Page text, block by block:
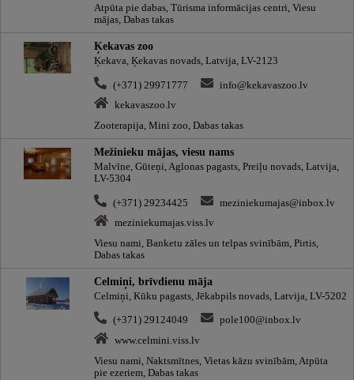
Atpūta pie dabas, Tūrisma informācijas centri, Viesu
mājas, Dabas takas
Ķekavas zoo
Ķekava, Ķekavas novads, Latvija, LV-2123
(+371) 29971777
info@kekavaszoo.lv
kekavaszoo.lv
Zooterapija, Mini zoo, Dabas takas
Mežinieku mājas, viesu nams
Malvīne, Gūteņi, Aglonas pagasts, Preiļu novads, Latvija,
LV-5304
(+371) 29234425
meziniekumajas@inbox.lv
meziniekumajas.viss.lv
Viesu nami, Banketu zāles un telpas svinībām, Pirtis,
Dabas takas
Celmiņi, brīvdienu māja
Celmiņi, Kūku pagasts, Jēkabpils novads, Latvija, LV-5202
(+371) 29124049
pole100@inbox.lv
www.celmini.viss.lv
Viesu nami, Naktsmītnes, Vietas kāzu svinībām, Atpūta
pie ezeriem, Dabas takas